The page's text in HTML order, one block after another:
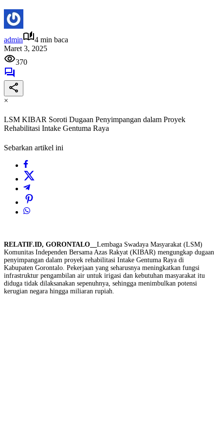
admin
4 min baca
Maret 3, 2025
370
×
LSM KIBAR Soroti Dugaan Penyimpangan dalam Proyek
Rehabilitasi Intake Gentuma Raya
Sebarkan artikel ini
RELATIF.ID, GORONTALO__ Lembaga Swadaya Masyarakat (LSM)
Komunitas Independen Bersama Azas Rakyat (KIBAR) mengungkap dugaan
penyimpangan dalam proyek rehabilitasi Intake Gentuma Raya di
Kabupaten Gorontalo. Pekerjaan yang seharusnya meningkatkan fungsi
infrastruktur pengambilan air untuk irigasi dan kebutuhan masyarakat itu
diduga tidak dilaksanakan sepenuhnya, sehingga menimbulkan potensi
kerugian negara hingga miliaran rupiah.